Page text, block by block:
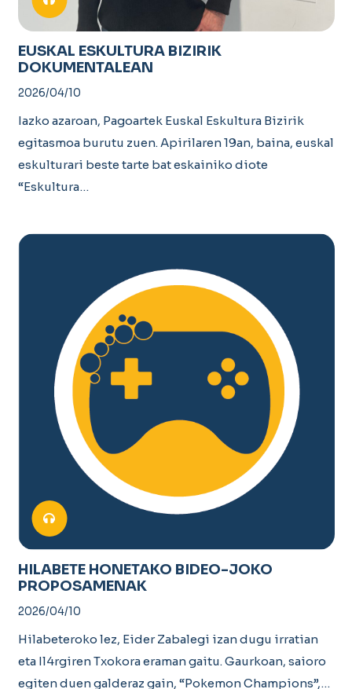
EUSKAL ESKULTURA BIZIRIK
DOKUMENTALEAN
2026/04/10
Iazko azaroan, Pagoartek Euskal Eskultura Bizirik
egitasmoa burutu zuen. Apirilaren 19an, baina, euskal
eskulturari beste tarte bat eskainiko diote
“Eskultura…
HILABETE HONETAKO BIDEO-JOKO
PROPOSAMENAK
2026/04/10
Hilabeteroko lez, Eider Zabalegi izan dugu irratian
eta Il4rgiren Txokora eraman gaitu. Gaurkoan, saioro
egiten duen galderaz gain, “Pokemon Champions”,…